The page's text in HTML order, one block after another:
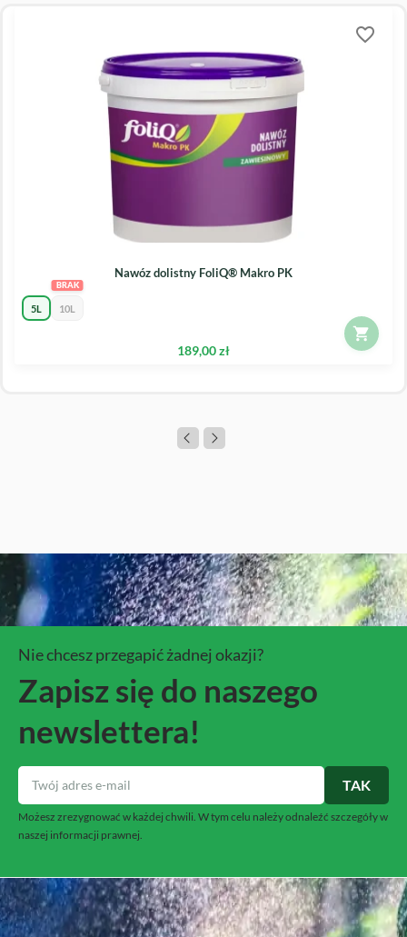
Nawóz dolistny FoliQ® Makro PK
5L 10L
189,00 zł
favorite_border
Nie chcesz przegapić żadnej okazji?
Zapisz się do naszego
newslettera!
Możesz zrezygnować w każdej chwili. W tym celu należy odnaleźć szczegóły w
naszej informacji prawnej.